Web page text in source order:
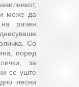
може да
рачен
Со
поред
за
се уште
лесни